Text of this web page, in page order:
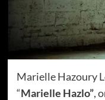
Marielle Hazoury
“Marielle Hazlo”,